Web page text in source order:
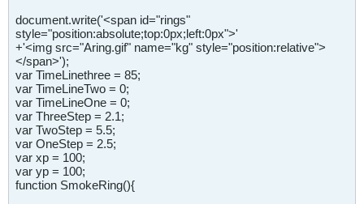
document.write('<span id="rings"
style="position:absolute;top:0px;left:0px">'
+'<img src="Aring.gif" name="kg" style="position:relative">
</span>');
var TimeLinethree = 85;
var TimeLineTwo = 0;
var TimeLineOne = 0;
var ThreeStep = 2.1;
var TwoStep = 5.5;
var OneStep = 2.5;
var xp = 100;
var yp = 100;
function SmokeRing(){